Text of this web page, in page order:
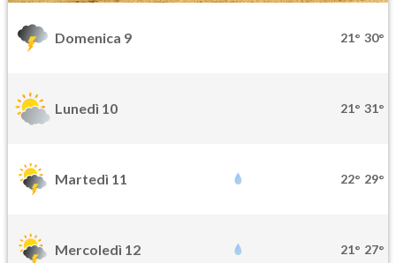
Domenica 9 21° 30°
Lunedì 10 21° 31°
Martedì 11 22° 29°
Mercoledì 12 21° 27°